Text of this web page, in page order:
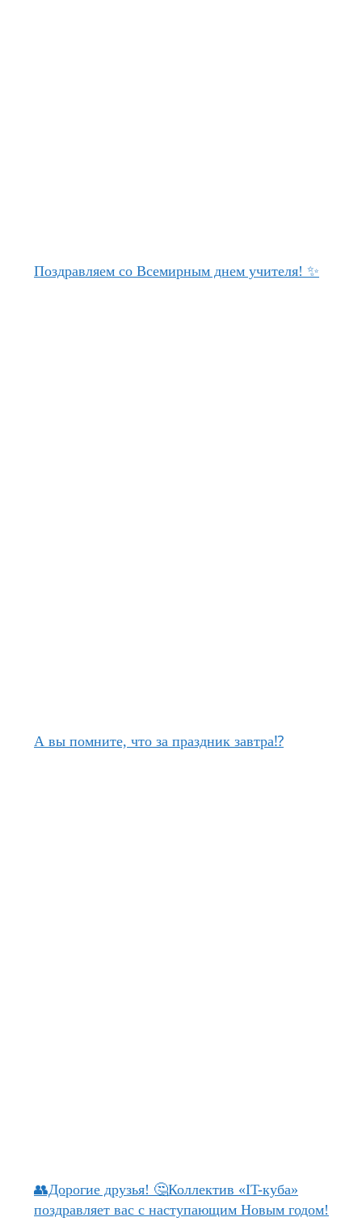
Поздравляем со Всемирным днем учителя! ✨
А вы помните, что за праздник завтра⁉
👥Дорогие друзья! 🤔Коллектив «IT-куба»
поздравляет вас с наступающим Новым годом!